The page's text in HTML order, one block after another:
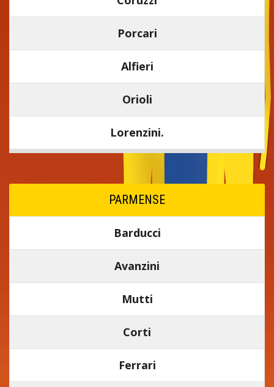
Porcari
Alfieri
Orioli
Lorenzini.
PARMENSE
Barducci
Avanzini
Mutti
Corti
Ferrari